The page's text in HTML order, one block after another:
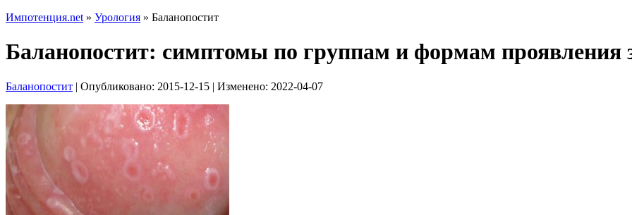
Импотенция.net » Урология » Баланопостит
Баланопостит: симптомы по группам и формам проявления
Баланопостит | Опубликовано: 2015-12-15 | Изменено: 2022-04-07